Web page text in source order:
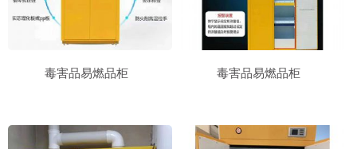
毒害品易燃品柜 毒害品易燃品柜